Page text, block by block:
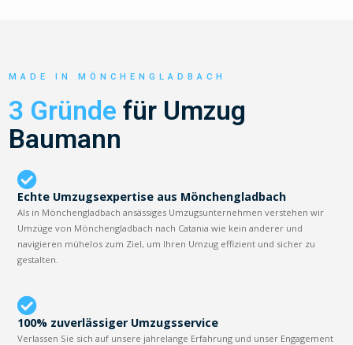
MADE IN MÖNCHENGLADBACH
3 Gründe für Umzug
Baumann
Echte Umzugsexpertise aus Mönchengladbach
Als in Mönchengladbach ansässiges Umzugsunternehmen verstehen wir
Umzüge von Mönchengladbach nach Catania wie kein anderer und
navigieren mühelos zum Ziel, um Ihren Umzug effizient und sicher zu
gestalten.
100% zuverlässiger Umzugsservice
Verlassen Sie sich auf unsere jahrelange Erfahrung und unser Engagement